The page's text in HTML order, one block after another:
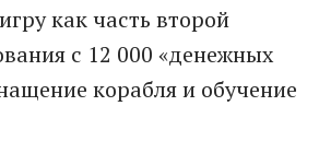
как часть второй
с 12 000 «денежных
корабля и обучение